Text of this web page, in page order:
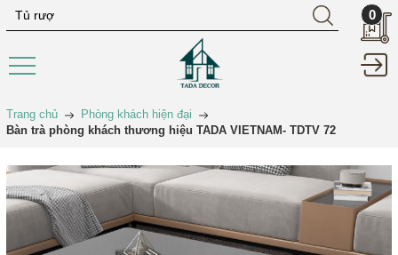
0
Trang chủ
Phòng khách hiện đại
Bàn trà phòng khách thương hiệu TADA VIETNAM- TDTV 72